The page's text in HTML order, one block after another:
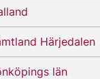
Härjedalen
län